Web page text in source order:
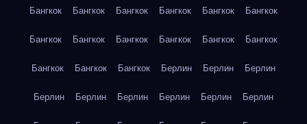
Бангкок Бангкок Бангкок Бангкок Бангкок Бангкок
Бангкок Бангкок Бангкок Бангкок Бангкок Бангкок
Бангкок Бангкок Бангкок Берлин Берлин Берлин
Берлин Берлин Берлин Берлин Берлин Берлин